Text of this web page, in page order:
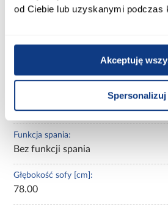
od Ciebie lub uzyskanymi podczas
Akceptuję
Spersonalizuj
Wysokość [cm]:
zielony
Funkcja spania:
Bez funkcji spania
Głębokość sofy [cm]:
78.00